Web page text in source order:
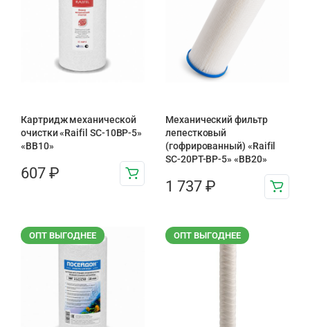
Картридж механической
очистки «Raifil SC-10BP-5»
«BB10»
607 ₽
Механический фильтр
лепестковый
(гофрированный) «Raifil
SC-20PT-ВР-5» «BB20»
1 737 ₽
ОПТ ВЫГОДНЕЕ ОПТ ВЫГОДНЕЕ